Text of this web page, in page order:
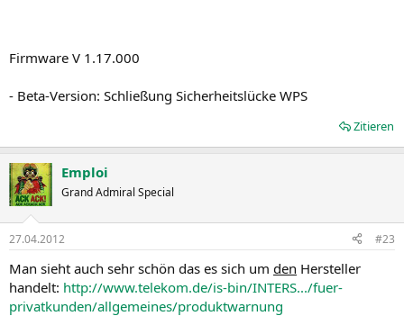
Firmware V 1.17.000
- Beta-Version: Schließung Sicherheitslücke WPS
Zitieren
Emploi
Grand Admiral Special
27.04.2012 #23
Man sieht auch sehr schön das es sich um den Hersteller
handelt: http://www.telekom.de/is-bin/INTERS.../fuer-
privatkunden/allgemeines/produktwarnung